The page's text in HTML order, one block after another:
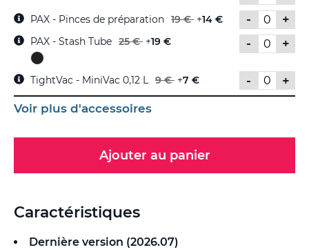
- +
PAX - Pinces de préparation 19 € +14 €
- +
PAX - Stash Tube 25 € +19 €
- +
TightVac - MiniVac 0,12 L 9 € +7 €
Voir plus d'accessoires
Ajouter au panier
Caractéristiques
Dernière version (2026.07)